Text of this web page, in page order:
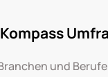
und Berufe